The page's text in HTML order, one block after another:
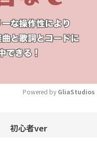
Powered by GliaStudios
初心者ver